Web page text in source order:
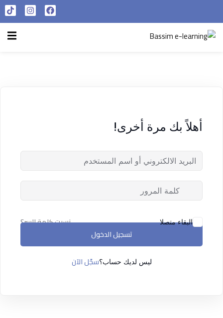
من نحن
أهلاً بك مرة أخرى!
البقاء متصلا
نسيت كلمة السر؟
تسجيل الدخول
ليس لديك حساب؟سجّل الآن
تسجيل الدخول التسجيل الآن
تذكر لي فقدت كلمة المرور الخاصة بك ؟
التسجيل الآن
ليس لديك حساب ؟تسجيل الدخول